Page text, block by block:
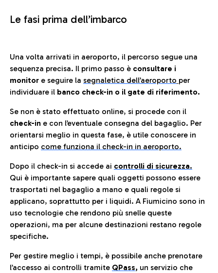
Le fasi prima dell’imbarco
Una volta arrivati in aeroporto, il percorso segue una
sequenza precisa. Il primo passo è consultare i
monitor e seguire la segnaletica dell’aeroporto per
individuare il banco check-in o il gate di riferimento.
Se non è stato effettuato online, si procede con il
check-in e con l’eventuale consegna del bagaglio. Per
orientarsi meglio in questa fase, è utile conoscere in
anticipo come funziona il check-in in aeroporto.
Dopo il check-in si accede ai controlli di sicurezza.
Qui è importante sapere quali oggetti possono essere
trasportati nel bagaglio a mano e quali regole si
applicano, soprattutto per i liquidi. A Fiumicino sono in
uso tecnologie che rendono più snelle queste
operazioni, ma per alcune destinazioni restano regole
specifiche.
Per gestire meglio i tempi, è possibile anche prenotare
l’accesso ai controlli tramite QPass, un servizio che